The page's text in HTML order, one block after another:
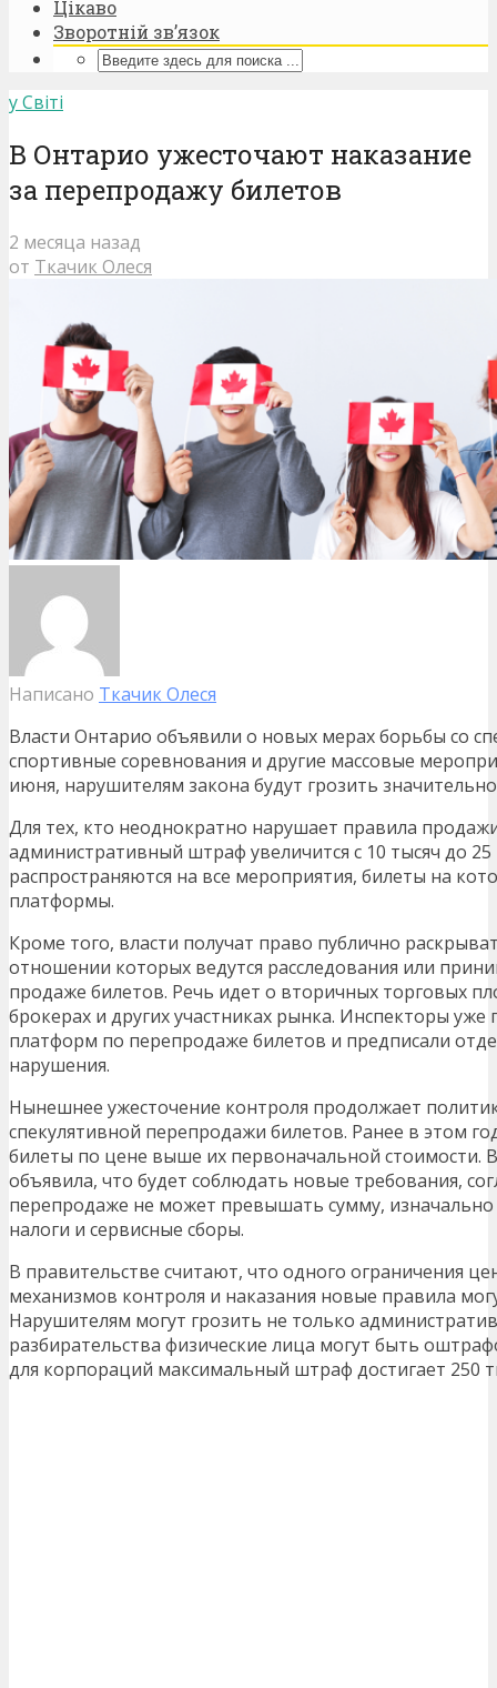
Цікаво
Зворотній зв’язок
у Світі
В Онтарио ужесточают наказание
за перепродажу билетов
2 месяца назад
от Ткачик Олеся
Написано Ткачик Олеся
Власти Онтарио объявили о новых мерах борьбы со
спортивные соревнования и другие массовые
июня, нарушителям закона будут грозить
Для тех, кто неоднократно нарушает правила
административный штраф увеличится с 10 тысяч до
распространяются на все мероприятия, билеты на
платформы.
Кроме того, власти получат право публично
отношении которых ведутся расследования или
продаже билетов. Речь идет о вторичных торговых
брокерах и других участниках рынка. Инспекторы
платформ по перепродаже билетов и предписали
нарушения.
Нынешнее ужесточение контроля продолжает
спекулятивной перепродажи билетов. Ранее в этом
билеты по цене выше их первоначальной стоимости.
объявила, что будет соблюдать новые требования,
перепродаже не может превышать сумму,
налоги и сервисные сборы.
В правительстве считают, что одного ограничения
механизмов контроля и наказания новые правила
Нарушителям могут грозить не только
разбирательства физические лица могут быть
для корпораций максимальный штраф достигает 250